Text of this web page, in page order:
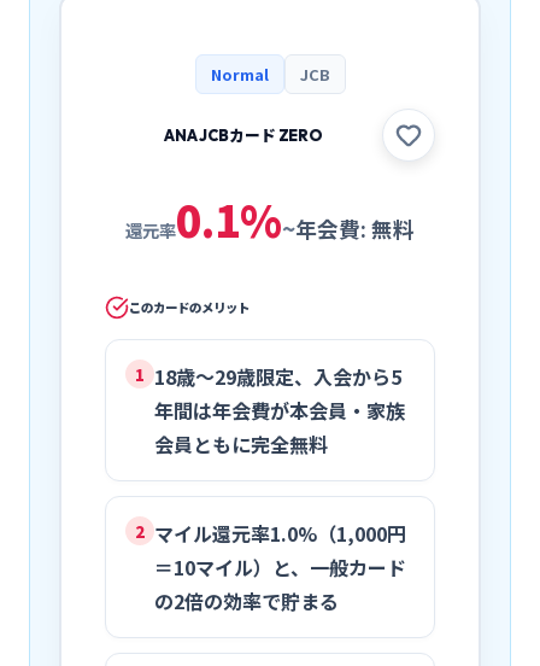
Normal JCB
ANA JCBカード ZERO
還元率0.1%~年会費: 無料
このカードのメリット
1 18歳〜29歳限定、入会から5
年間は年会費が本会員・家族
会員ともに完全無料
2 マイル還元率1.0%（1,000円
＝10マイル）と、一般カード
の2倍の効率で貯まる